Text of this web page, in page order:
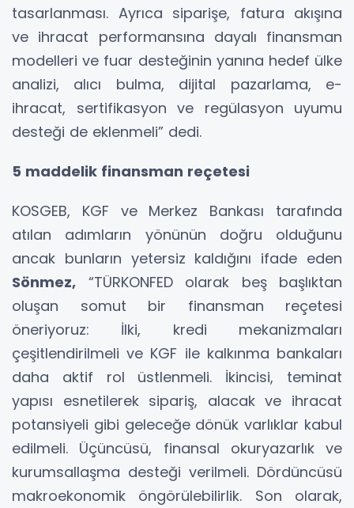
tasarlanması. Ayrıca siparişe, fatura akışına
ve ihracat performansına dayalı finansman
modelleri ve fuar desteğinin yanına hedef ülke
analizi, alıcı bulma, dijital pazarlama, e-
ihracat, sertifikasyon ve regülasyon uyumu
desteği de eklenmeli” dedi.
5 maddelik finansman reçetesi
KOSGEB, KGF ve Merkez Bankası tarafında
atılan adımların yönünün doğru olduğunu
ancak bunların yetersiz kaldığını ifade eden
Sönmez, “TÜRKONFED olarak beş başlıktan
oluşan somut bir finansman reçetesi
öneriyoruz: İlki, kredi mekanizmaları
çeşitlendirilmeli ve KGF ile kalkınma bankaları
daha aktif rol üstlenmeli. İkincisi, teminat
yapısı esnetilerek sipariş, alacak ve ihracat
potansiyeli gibi geleceğe dönük varlıklar kabul
edilmeli. Üçüncüsü, finansal okuryazarlık ve
kurumsallaşma desteği verilmeli. Dördüncüsü
makroekonomik öngörülebilirlik. Son olarak,